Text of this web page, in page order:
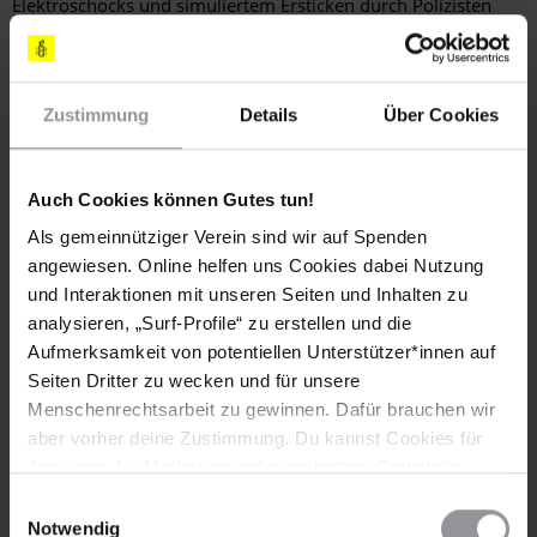
Zustimmung Details Über Cookies
Auch Cookies können Gutes tun!
Als gemeinnütziger Verein sind wir auf Spenden
angewiesen. Online helfen uns Cookies dabei Nutzung
und Interaktionen mit unseren Seiten und Inhalten zu
analysieren, „Surf-Profile“ zu erstellen und die
Aufmerksamkeit von potentiellen Unterstützer*innen auf
Seiten Dritter zu wecken und für unsere
Menschenrechtsarbeit zu gewinnen. Dafür brauchen wir
aber vorher deine Zustimmung. Du kannst Cookies für
wieder ändern. Diesen Banner kannst Du über den Link
Notwendig
Elektroschocks und simuliertem Ersticken durch Polizisten
oder Soldaten, oft mit dem Ziel, Geständnisse oder
belastende Aussagen gegen andere zu erpressen. Häufig
werden diese Aussagen dann vor Gericht als einziges
Beweismittel zugelassen. Medizinische Gutachten durch
werden meist nicht angefragt oder vor Gericht nicht
Weitere Informationen
Länder
Themen